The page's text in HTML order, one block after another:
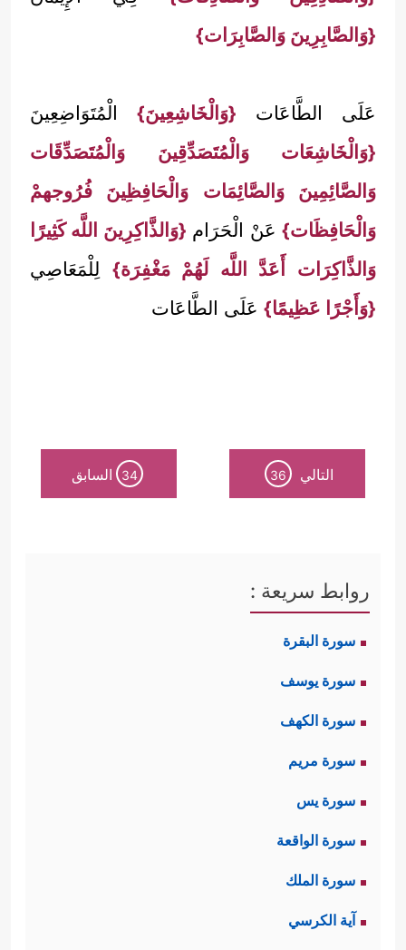
{وَالصَّابِرِينَ وَالصَّابِرَات}
عَلَى الطَّاعَات {وَالْخَاشِعِينَ} الْمُتَوَاضِعِينَ
{وَالْخَاشِعَات وَالْمُتَصَدِّقِينَ وَالْمُتَصَدِّقَات
وَالصَّائِمِينَ وَالصَّائِمَات وَالْحَافِظِينَ فُرُوجهمْ
وَالْحَافِظَات}عَنْ الْحَرَام {وَالذَّاكِرِينَ اللَّه كَثِيرًا
وَالذَّاكِرَات أَعَدَّ اللَّه لَهُمْ مَغْفِرَة} لِلْمَعَاصِي
{وَأَجْرًا عَظِيمًا} عَلَى الطَّاعَات
التالي 36
34 السابق
روابط سريعة :
سورة البقرة
سورة يوسف
سورة الكهف
سورة مريم
سورة يس
سورة الواقعة
سورة الملك
آية الكرسي